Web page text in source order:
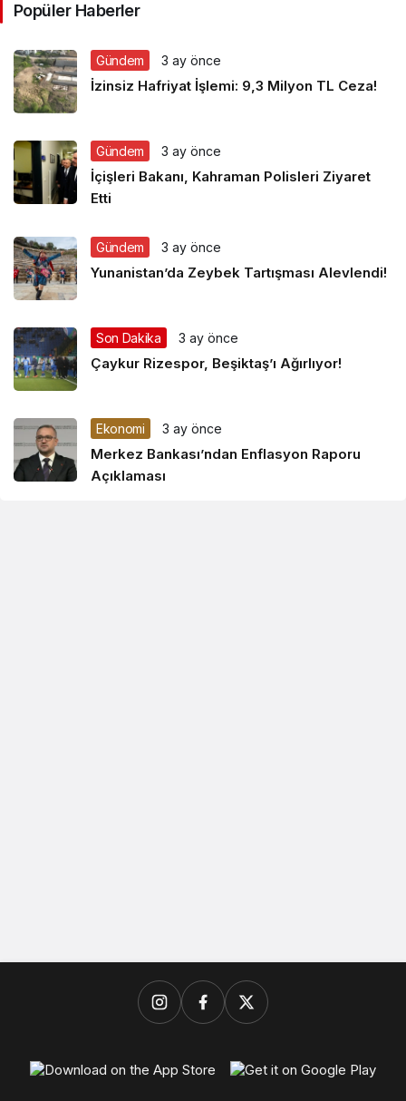
Popüler Haberler
Gündem 3 ay önce
İzinsiz Hafriyat İşlemi: 9,3 Milyon TL Ceza!
Gündem 3 ay önce
İçişleri Bakanı, Kahraman Polisleri Ziyaret
Etti
Gündem 3 ay önce
Yunanistan’da Zeybek Tartışması Alevlendi!
Son Dakika 3 ay önce
Çaykur Rizespor, Beşiktaş’ı Ağırlıyor!
Ekonomi 3 ay önce
Merkez Bankası’ndan Enflasyon Raporu
Açıklaması